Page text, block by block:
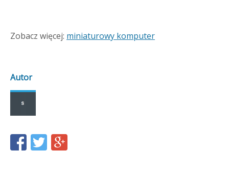
Zobacz więcej: miniaturowy komputer
Autor
Share Share
Share